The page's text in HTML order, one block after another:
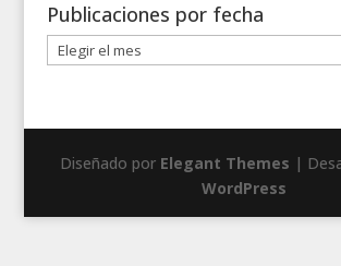
Publicaciones por fecha
Publicaciones
por
Diseñado por Elegant Themes |
WordPress